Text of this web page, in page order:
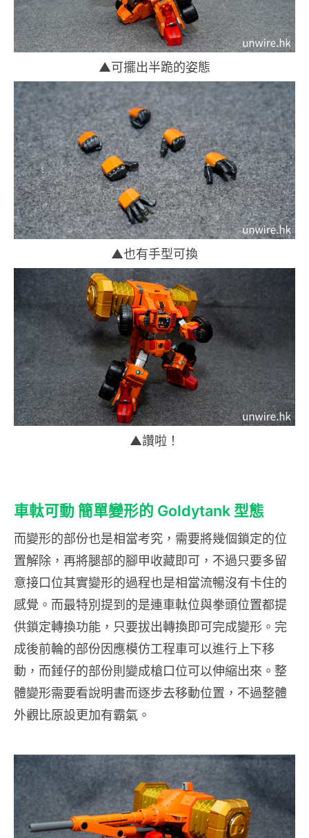
▲可擺出半跪的姿態
▲也有手型可換
▲讚啦！
車軚可動 簡單變形的 Goldytank 型態
而變形的部份也是相當考究，需要將幾個鎖定的位
置解除，再將腿部的腳甲收藏即可，不過只要多留
意接口位其實變形的過程也是相當流暢沒有卡住的
感覺。而最特別提到的是連車軚位與拳頭位置都提
供鎖定轉換功能，只要拔出轉換即可完成變形。完
成後前輪的部份因應模仿工程車可以進行上下移
動，而錘仔的部份則變成槍口位可以伸縮出來。整
體變形需要看說明書而逐步去移動位置，不過整體
外觀比原設更加有霸氣。